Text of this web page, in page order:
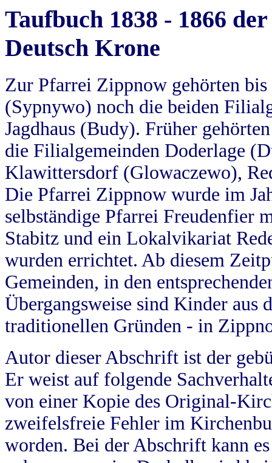
Taufbuch 1838 - 1866
Deutsch Krone
Zur Pfarrei Zippnow gehörten
(Sypnywo) noch die beiden
Jagdhaus (Budy). Früher
die Filialgemeinden Doderlage
Klawittersdorf (Glowaczewo),
Die Pfarrei Zippnow wurde im
selbständige Pfarrei Freudenfier
Stabitz und ein Lokalvikariat
wurden errichtet. Ab diesem
Gemeinden, in den
Übergangsweise sind Kinder aus
traditionellen Gründen - in
Autor dieser Abschrift ist der
Er weist auf folgende
von einer Kopie des Original-
zweifelsfreie Fehler im
worden. Bei der Abschrift kann